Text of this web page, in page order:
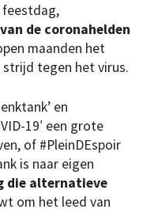
feestdag,
de coronahelden
maanden het
strijd tegen het virus.
en
19′ een grote
of #PleinDEspoir
is naar eigen
die alternatieve
om het leed van